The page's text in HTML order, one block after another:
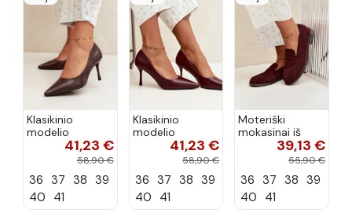
Klasikinio
modelio
aukštakulniai
šokolado
spalvos Nesha
41,23 €
58,90 €
36 37 38 39
40 41
Klasikinio
modelio
aukštakulniai
bordo spalvos
Nesha
41,23 €
58,90 €
36 37 38 39
40 41
Moteriški
mokasinai iš
dirbtinės
zomšos, bordo
39,13 €
55,90 €
36 37 38 39
40 41